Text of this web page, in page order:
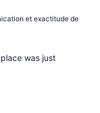
et exactitude de
was just